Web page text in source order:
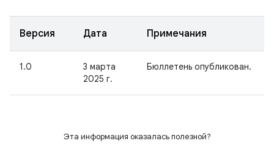
Версия Дата Примечания
1.0
3 марта
2025 г.
Бюллетень опубликован.
Эта информация оказалась полезной?